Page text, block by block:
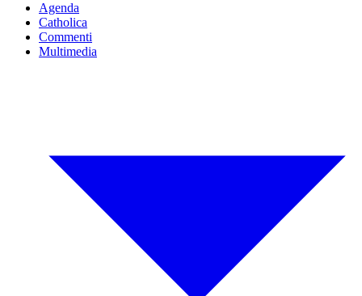
Agenda
Catholica
Commenti
Multimedia